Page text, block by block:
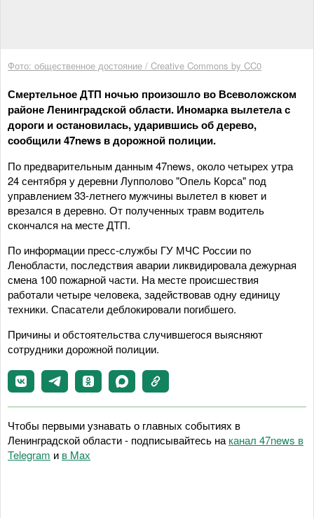
Фото: общественное достояние / Creative Commons by CC0
Смертельное ДТП ночью произошло во Всеволожском
районе Ленинградской области. Иномарка вылетела с
дороги и остановилась, ударившись об дерево,
сообщили 47news в дорожной полиции.
По предварительным данным 47news, около четырех утра
24 сентября у деревни Лупполово "Опель Корса" под
управлением 33-летнего мужчины вылетел в кювет и
врезался в деревно. От полученных травм водитель
скончался на месте ДТП.
По информации пресс-службы ГУ МЧС России по
Ленобласти, последствия аварии ликвидировала дежурная
смена 100 пожарной части. На месте происшествия
работали четыре человека, задействовав одну единицу
техники. Спасатели деблокировали погибшего.
Причины и обстоятельства случившегося выясняют
сотрудники дорожной полиции.
Чтобы первыми узнавать о главных событиях в
Ленинградской области - подписывайтесь на канал 47news в
Telegram и в Maх